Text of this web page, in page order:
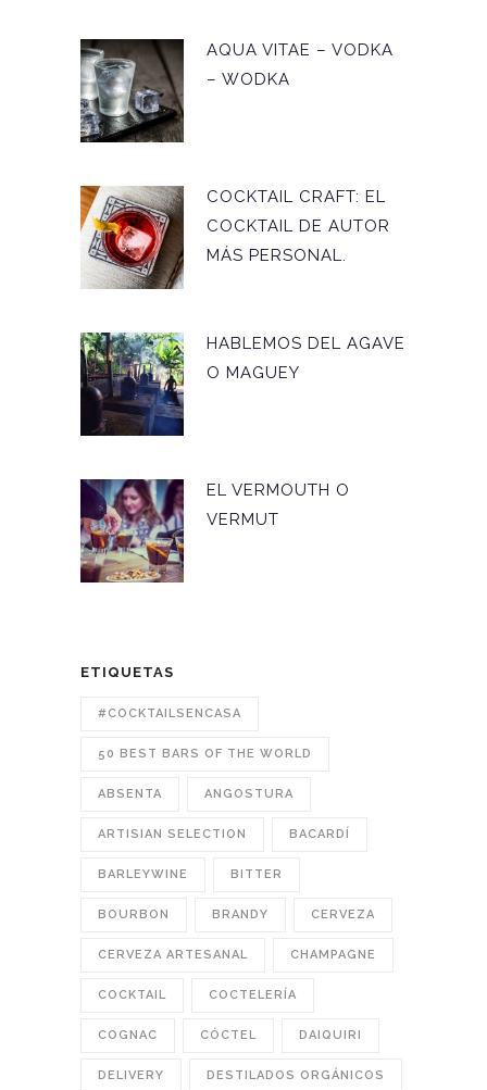
AQUA VITAE – VODKA
– WODKA
COCKTAIL CRAFT: EL
COCKTAIL DE AUTOR
MÁS PERSONAL.
HABLEMOS DEL AGAVE
O MAGUEY
EL VERMOUTH O
VERMUT
ETIQUETAS
#COCKTAILSENCASA
50 BEST BARS OF THE WORLD
ABSENTA ANGOSTURA
ARTISIAN SELECTION BACARDÍ
BARLEYWINE BITTER
BOURBON BRANDY CERVEZA
CERVEZA ARTESANAL CHAMPAGNE
COCKTAIL COCTELERÍA
COGNAC CÓCTEL DAIQUIRI
DELIVERY DESTILADOS ORGÁNICOS